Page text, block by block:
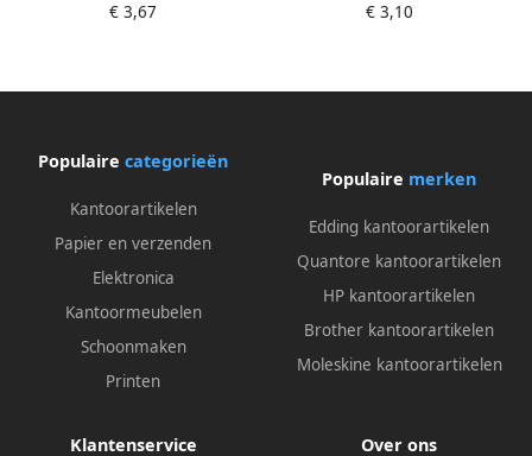
met houtstructuur
€ 3,67
€ 3,10
Populaire categorieën
Kantoorartikelen
Papier en verzenden
Elektronica
Kantoormeubelen
Schoonmaken
Printen
Populaire merken
Edding kantoorartikelen
Quantore kantoorartikelen
HP kantoorartikelen
Brother kantoorartikelen
Moleskine kantoorartikelen
Klantenservice Over ons